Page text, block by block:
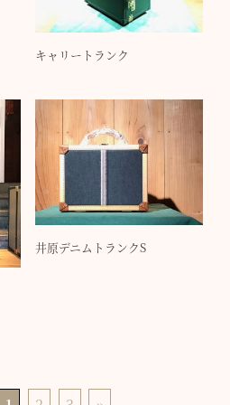
キャリートランク
井原デニムトランクS